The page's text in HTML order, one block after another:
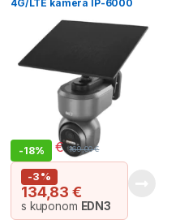
4G/LTE kamera IP-6000
celica *ZALOGA*
-18%
139,00€ 169,00€
-3%
134,83€
s kuponom EDN3